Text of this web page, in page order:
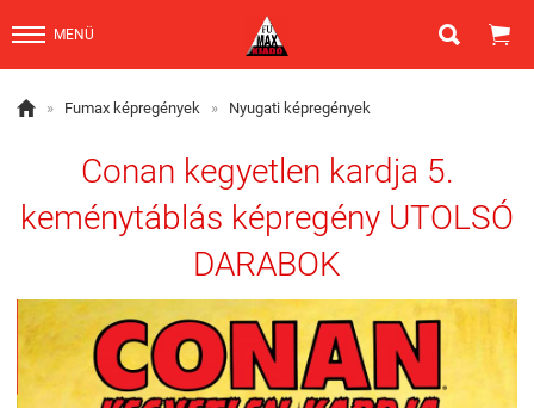
MENÜ  
 » Fumax képregények » Nyugati képregények
Conan kegyetlen kardja 5.
keménytáblás képregény UTOLSÓ
DARABOK